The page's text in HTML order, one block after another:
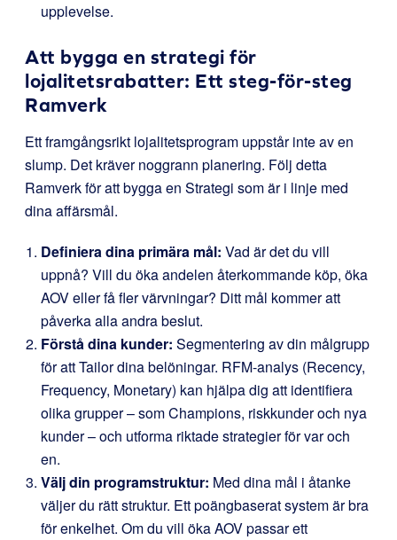
upplevelse.
Att bygga en strategi för
lojalitetsrabatter: Ett steg-för-steg
Ramverk
Ett framgångsrikt lojalitetsprogram uppstår inte av en
slump. Det kräver noggrann planering. Följ detta
Ramverk för att bygga en Strategi som är i linje med
dina affärsmål.
Definiera dina primära mål: Vad är det du vill
uppnå? Vill du öka andelen återkommande köp, öka
AOV eller få fler värvningar? Ditt mål kommer att
påverka alla andra beslut.
Förstå dina kunder: Segmentering av din målgrupp
för att Tailor dina belöningar. RFM-analys (Recency,
Frequency, Monetary) kan hjälpa dig att identifiera
olika grupper – som Champions, riskkunder och nya
kunder – och utforma riktade strategier för var och
en.
Välj din programstruktur: Med dina mål i åtanke
väljer du rätt struktur. Ett poängbaserat system är bra
för enkelhet. Om du vill öka AOV passar ett